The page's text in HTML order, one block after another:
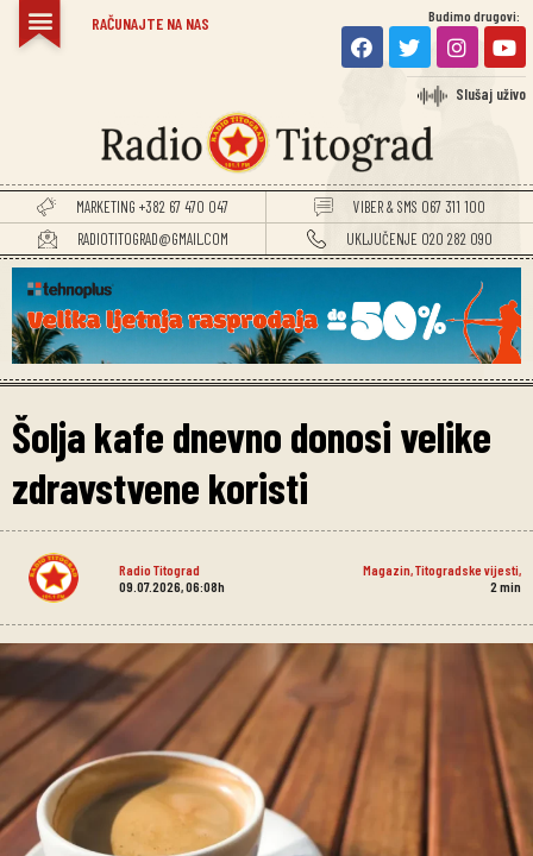
RAČUNAJTE NA NAS Budimo drugovi:
Slušaj uživo
MARKETING +382 67 470 047
VIBER & SMS 067 311 100
RADIOTITOGRAD@GMAIL.COM
UKLJUČENJE 020 282 090
Šolja kafe dnevno donosi velike
zdravstvene koristi
Radio Titograd Magazin Titogradske vijesti
09.07.2026, 06:08h
2 min